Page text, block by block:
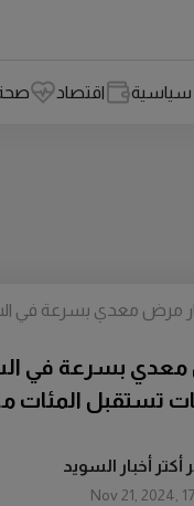
سياسية اقتصاد
أكتر أخبار السويد
Nov 21, 2024,
معدي بسرعة في
تستقبل المئات
مرض معدي بسرعة في